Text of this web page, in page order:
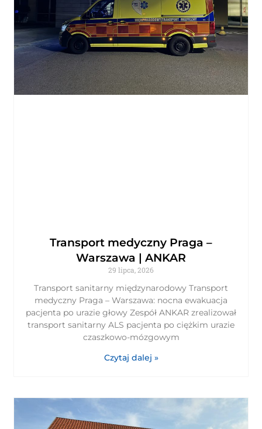
Transport medyczny Praga –
Warszawa | ANKAR
29 lipca, 2026
Transport sanitarny międzynarodowy Transport
medyczny Praga – Warszawa: nocna ewakuacja
pacjenta po urazie głowy Zespół ANKAR zrealizował
transport sanitarny ALS pacjenta po ciężkim urazie
czaszkowo-mózgowym
Czytaj dalej »